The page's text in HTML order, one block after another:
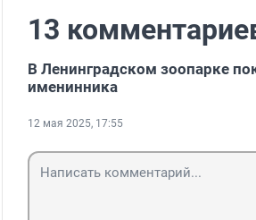
13
В Ленинградском зоопарке
именинника
12 мая 2025, 17:55